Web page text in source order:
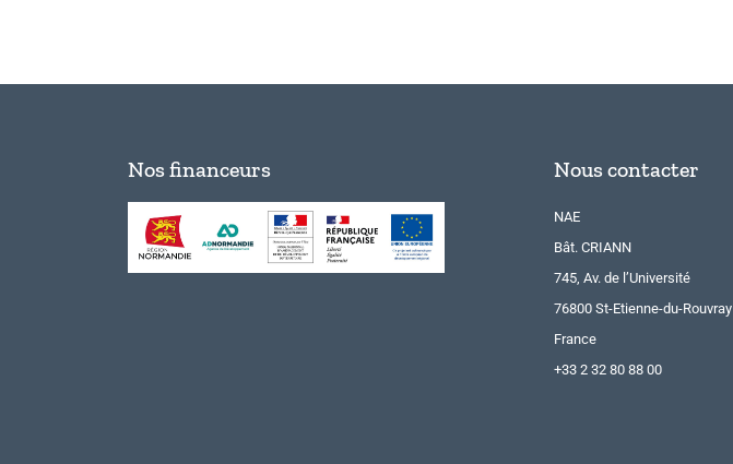
Nos financeurs Nous contacter
NAE
Bât. CRIANN
745, Av. de l’Université
76800 St-Etienne-du-Rouvray
France
+33 2 32 80 88 00